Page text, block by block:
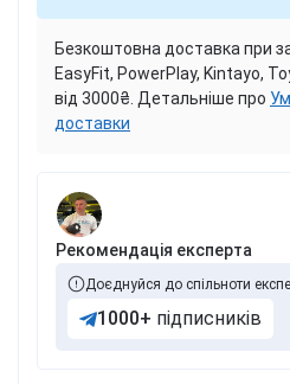
Безкоштовна доставка при
EasyFit, PowerPlay, Kintayo,
від 3000₴. Детальніше про
доставки
Рекомендація експерта
Доєднуйся до спільноти
1000+ підписників